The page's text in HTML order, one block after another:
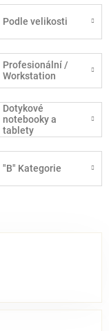
Podle velikosti
Profesionální /
Workstation
Dotykové
notebooky a
tablety
"B" Kategorie